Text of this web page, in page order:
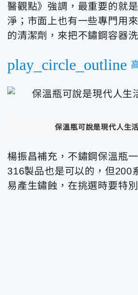
醫觀點》強調，最重要的就
淨；市面上也有一些專門用
的清潔劑，來把不鏽鋼容器
play_circle_outline
保溫瓶可說是現代人生
楊振昌補充，不鏽鋼保溫瓶
316製品也是可以的，但200
易產生鏽蝕，在挑選時要特別